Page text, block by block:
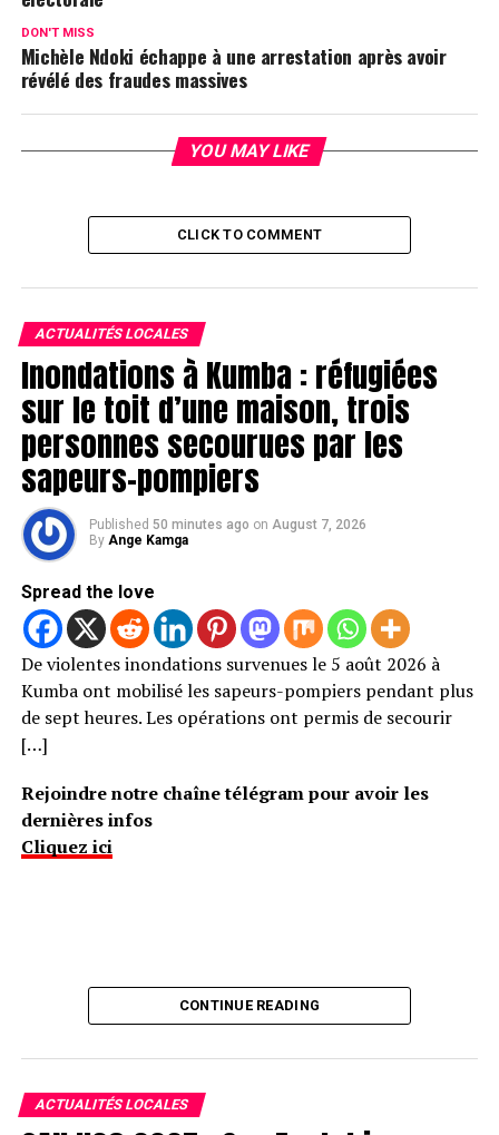
DON'T MISS
Michèle Ndoki échappe à une arrestation après avoir
révélé des fraudes massives
YOU MAY LIKE
CLICK TO COMMENT
ACTUALITÉS LOCALES
Inondations à Kumba : réfugiées
sur le toit d’une maison, trois
personnes secourues par les
sapeurs-pompiers
Published 50 minutes ago on August 7, 2026
By Ange Kamga
Spread the love
De violentes inondations survenues le 5 août 2026 à
Kumba ont mobilisé les sapeurs-pompiers pendant plus
de sept heures. Les opérations ont permis de secourir
[…]
Rejoindre notre chaîne télégram pour avoir les
dernières infos
Cliquez ici
CONTINUE READING
ACTUALITÉS LOCALES